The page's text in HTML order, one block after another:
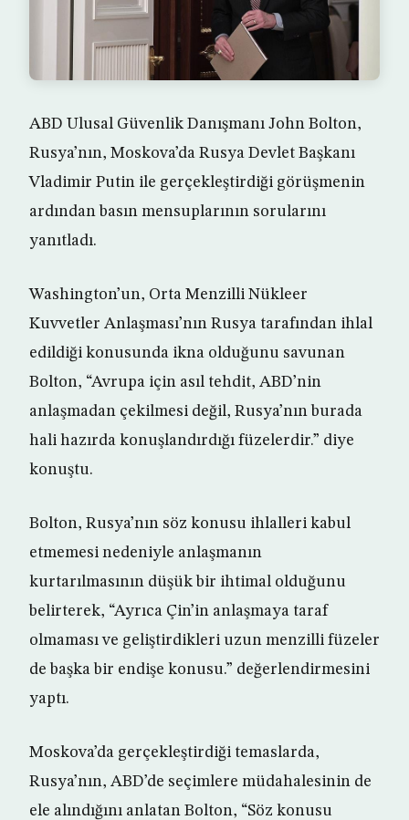
ABD Ulusal Güvenlik Danışmanı John Bolton,
Rusya’nın, Moskova’da Rusya Devlet Başkanı
Vladimir Putin ile gerçekleştirdiği görüşmenin
ardından basın mensuplarının sorularını
yanıtladı.
Washington’un, Orta Menzilli Nükleer
Kuvvetler Anlaşması’nın Rusya tarafından ihlal
edildiği konusunda ikna olduğunu savunan
Bolton, “Avrupa için asıl tehdit, ABD’nin
anlaşmadan çekilmesi değil, Rusya’nın burada
hali hazırda konuşlandırdığı füzelerdir.” diye
konuştu.
Bolton, Rusya’nın söz konusu ihlalleri kabul
etmemesi nedeniyle anlaşmanın
kurtarılmasının düşük bir ihtimal olduğunu
belirterek, “Ayrıca Çin’in anlaşmaya taraf
olmaması ve geliştirdikleri uzun menzilli füzeler
de başka bir endişe konusu.” değerlendirmesini
yaptı.
Moskova’da gerçekleştirdiği temaslarda,
Rusya’nın, ABD’de seçimlere müdahalesinin de
ele alındığını anlatan Bolton, “Söz konusu